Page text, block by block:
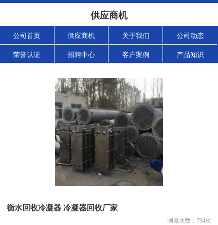
供应商机
公司首页 供应商机 关于我们 公司动态
荣誉认证 招聘中心 客户案例 产品知识
衡水回收冷凝器 冷凝器回收厂家
浏览次数： 794次